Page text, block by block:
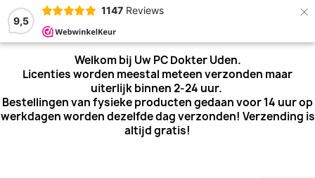
9,5
1147 Reviews ×
Welkom bij Uw PC Dokter Uden.
Licenties worden meestal meteen verzonden maar
uiterlijkbinnen 2-24 uur.
Bestellingen van fysieke producten gedaan voor 14 uur op
werkdagen worden dezelfde dag verzonden! Verzending is
altijd gratis!